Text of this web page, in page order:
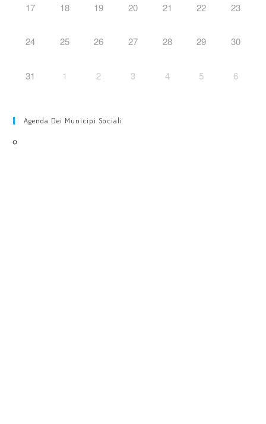
17 18 19 20 21 22 23
24 25 26 27 28 29 30
31 1 2 3 4 5 6
Agenda Dei Municipi Sociali